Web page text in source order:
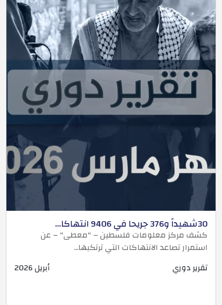
30شهيداً و376 جريحا في 9406 انتهاكا...
كشف مركز معلومات فلسطين – "معطى" – عن
استمرار تصاعد الانتهاكات التي ترتكبها...
تقرير دوري
أبريل 2026